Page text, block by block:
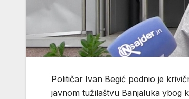
Političar Ivan Begić podnio je
javnom tužilaštvu Banjaluka ybog